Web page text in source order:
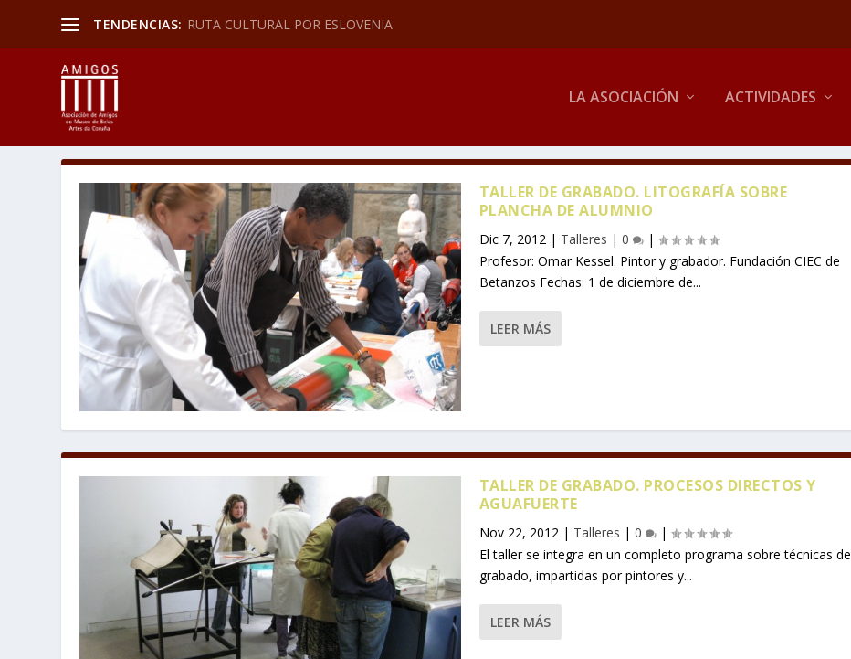
TENDENCIAS: RUTA CULTURAL POR ESLOVENIA
LA ASOCIACIÓN ACTIVIDADES
TALLER DE GRABADO. LITOGRAFÍA SOBRE
PLANCHA DE ALUMNIO
Dic 7, 2012 | Talleres | 0
|
Profesor: Omar Kessel. Pintor y grabador. Fundación CIEC de
Betanzos Fechas: 1 de diciembre de...
LEER MÁS
TALLER DE GRABADO. PROCESOS DIRECTOS Y
AGUAFUERTE
Nov 22, 2012| Talleres | 0
|
El taller se integra en un completo programa sobre técnicas de
grabado, impartidas por pintores y...
LEER MÁS